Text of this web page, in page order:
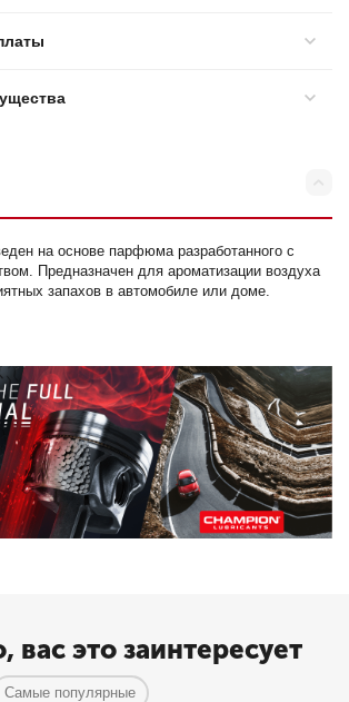
на основе парфюма разработанного с
Предназначен для ароматизации воздуха
запахов в автомобиле или доме.
это заинтересует
Самые популярные